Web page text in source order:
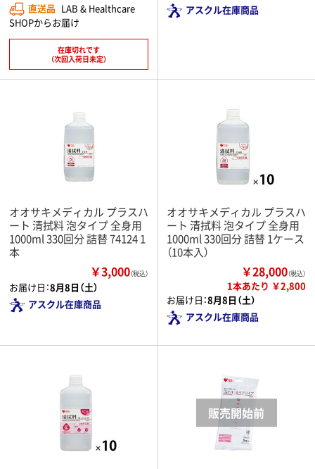
直送品 LAB & Healthcare
SHOPからお届け
在庫切れです
（次回入荷日未定）
アスクル在庫商品
オオサキメディカル プラスハ
ート 清拭料 泡タイプ 全身用
1000ml 330回分 詰替 74124 1
本
￥3,000（税込）
お届け日：8月8日（土）
アスクル在庫商品
オオサキメディカル プラスハ
ート 清拭料 泡タイプ 全身用
1000ml 330回分 詰替 1ケース
（10本入）
￥28,000（税込）
1本あたり ￥2,800
お届け日：8月8日（土）
アスクル在庫商品